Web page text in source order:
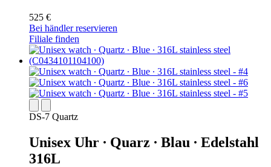
525 €
Bei händler reservieren
Filiale finden
DS-7 Quartz
Unisex Uhr ∙ Quarz ∙ Blau ∙ Edelstahl
316L